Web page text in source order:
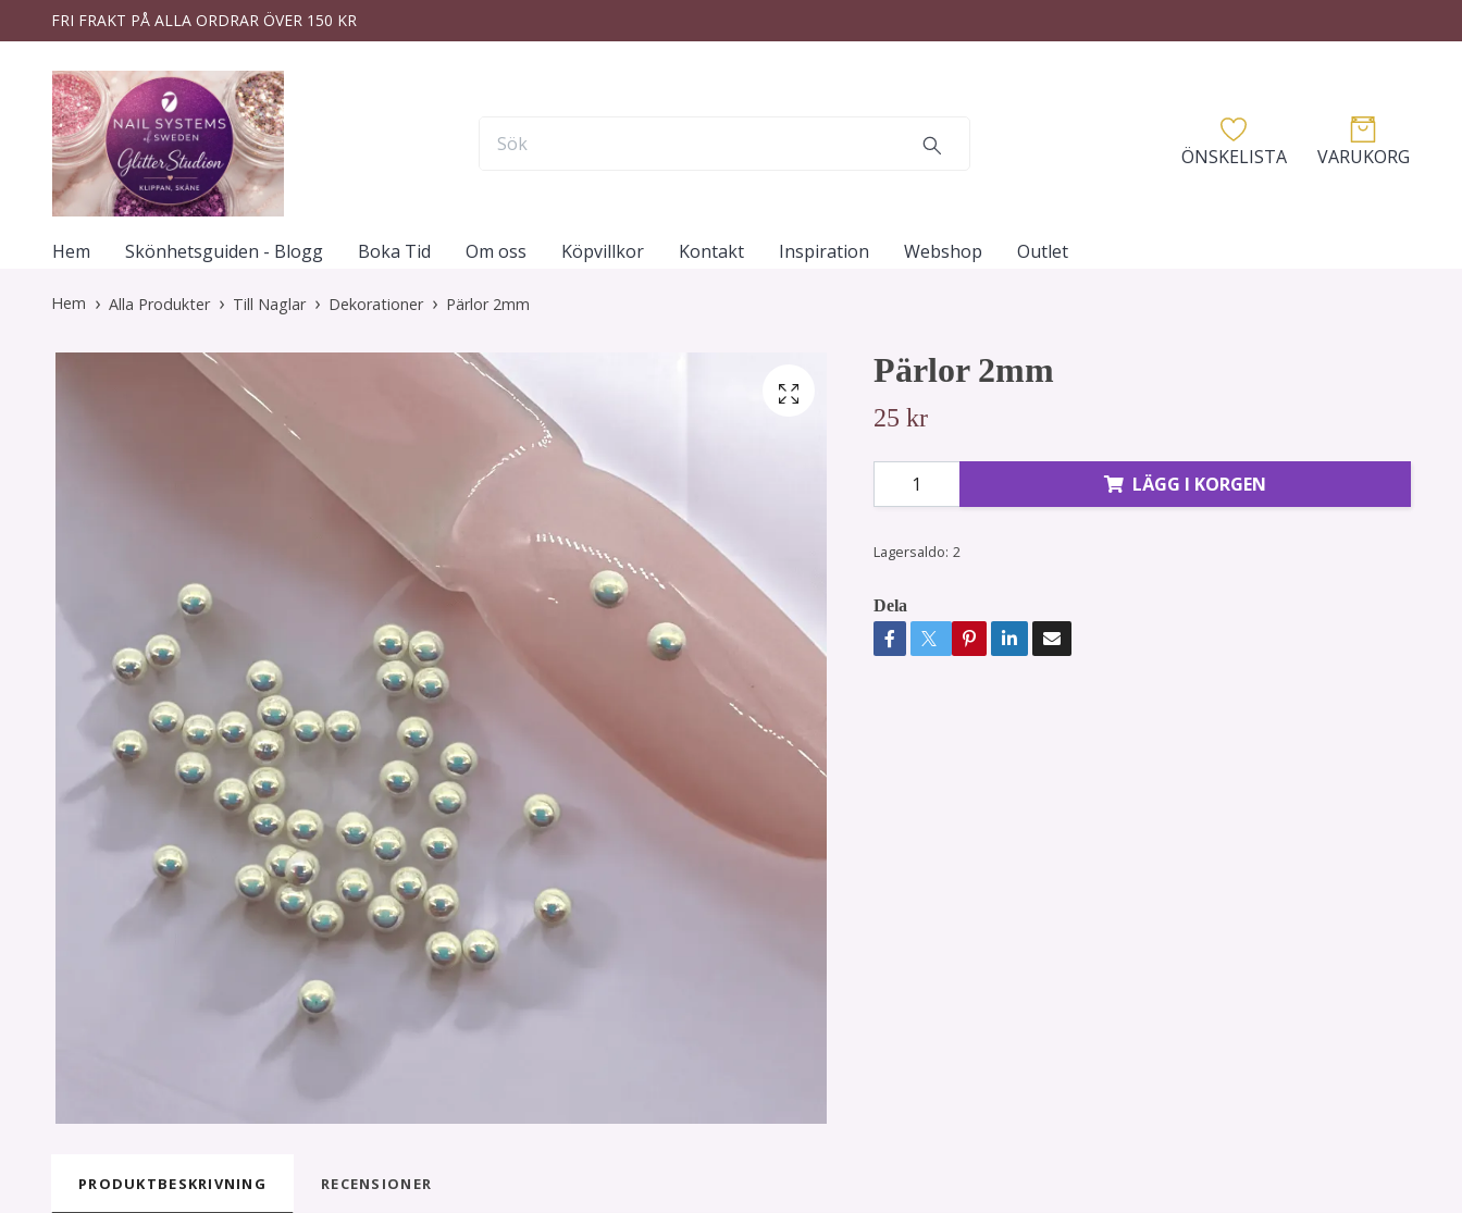
FRI FRAKT PÅ ALLA ORDRAR ÖVER 150 KR
ÖNSKELISTA VARUKORG
Hem Skönhetsguiden - Blogg Boka Tid Om oss Köpvillkor Kontakt Inspiration Webshop Outlet
Hem Alla Produkter Till Naglar Dekorationer Pärlor 2mm
Pärlor 2mm
25 kr
LÄGG I KORGEN
Lagersaldo: 2
Dela
PRODUKTBESKRIVNING RECENSIONER